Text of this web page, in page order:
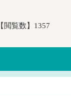
【閲覧数】 1357